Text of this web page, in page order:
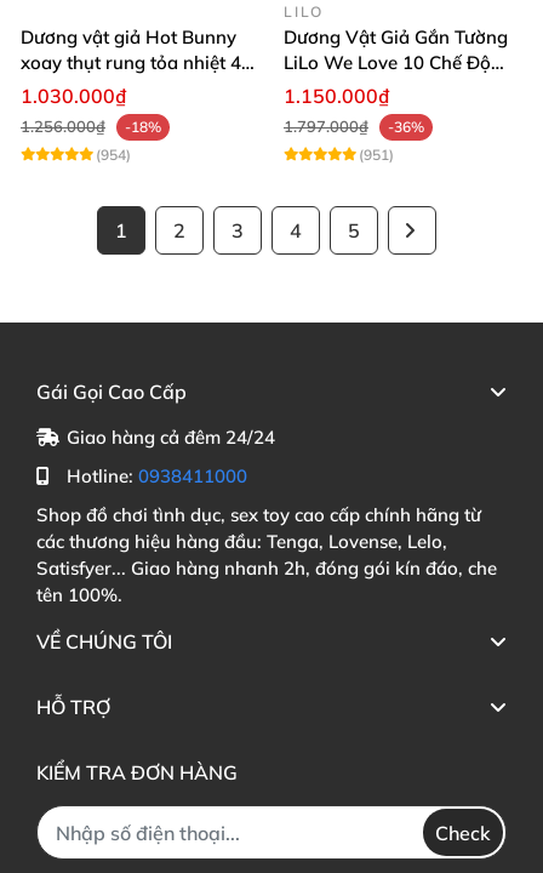
Dương vật giả Hot Bunny
xoay thụt rung tỏa nhiệt 48
độ
1.030.000₫
1.256.000₫
-18%
(954)
LILO
Dương Vật Giả Gắn Tường
LiLo We Love 10 Chế Độ
Rung Nhiệt
1.150.000₫
1.797.000₫
-36%
(951)
1 2 3 4 5
Gái Gọi Cao Cấp
Giao hàng cả đêm 24/24
Hotline: 0938411000
Shop đồ chơi tình dục, sex toy cao cấp chính hãng từ
các thương hiệu hàng đầu: Tenga, Lovense, Lelo,
Satisfyer... Giao hàng nhanh 2h, đóng gói kín đáo, che
tên 100%.
VỀ CHÚNG TÔI
HỖ TRỢ
KIỂM TRA ĐƠN HÀNG
Check